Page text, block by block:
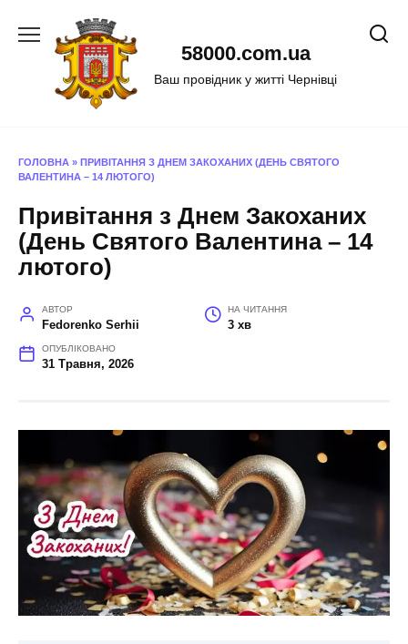
58000.com.ua
Ваш провідник у житті Чернівці
ГОЛОВНА » ПРИВІТАННЯ З ДНЕМ ЗАКОХАНИХ (ДЕНЬ СВЯТОГО
ВАЛЕНТИНА – 14 ЛЮТОГО)
Привітання з Днем Закоханих
(День Святого Валентина – 14
лютого)
АВТОР
Fedorenko Serhii
НА ЧИТАННЯ
3 хв
ОПУБЛІКОВАНО
31 Травня, 2026